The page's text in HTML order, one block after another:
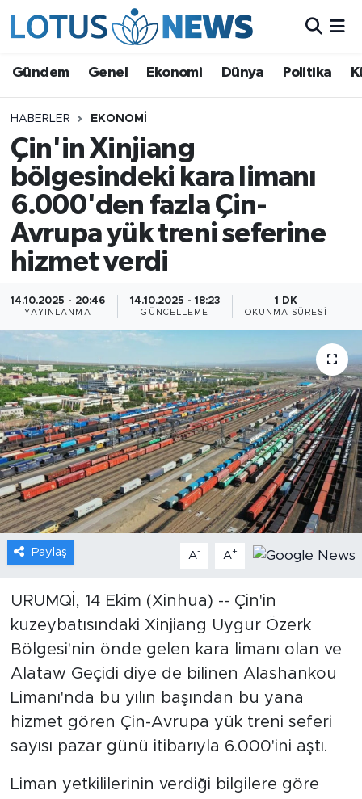
Gündem Genel Ekonomi Dünya Politika
HABERLER EKONOMI
Çin'in Xinjiang
bölgesindeki kara limanı
6.000'den fazla Çin-
Avrupa yük treni seferine
hizmet verdi
14.10.2025 - 20:46
YAYINLANMA
14.10.2025 - 18:23
GÜNCELLEME
1 DK
OKUNMA SÜRESI
Paylaş A- A+
URUMQİ, 14 Ekim (Xinhua) -- Çin'in
kuzeybatısındaki Xinjiang Uygur Özerk
Bölgesi'nin önde gelen kara limanı olan ve
Alataw Geçidi diye de bilinen Alashankou
Limanı'nda bu yılın başından bu yana
hizmet gören Çin-Avrupa yük treni seferi
sayısı pazar günü itibarıyla 6.000'ini aştı.
Liman yetkililerinin verdiği bilgilere göre
Ekonomi
Dünya
Politika
Kültür - Sanat ve Tarih
Yaşam
Bilim ve Teknoloji
Gündem
Video
Sağlık
Foto Haber
Xinhua
Xinhua Türkiye
Seyahat